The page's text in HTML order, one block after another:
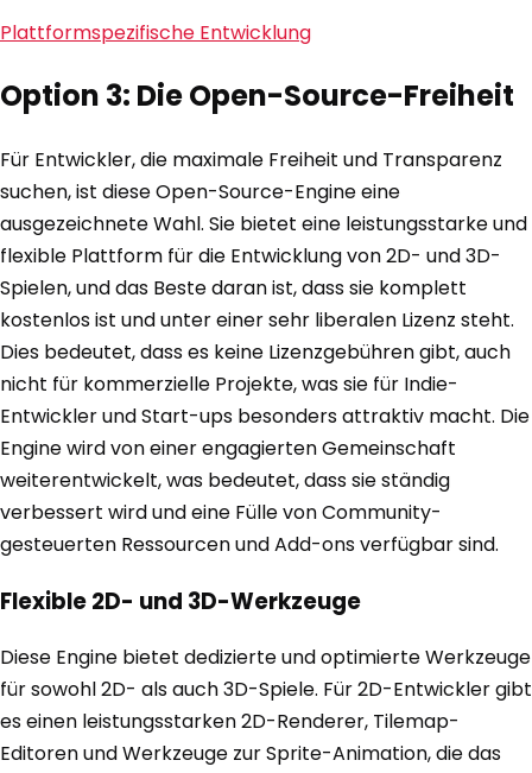
Plattformspezifische Entwicklung
Option 3: Die Open-Source-Freiheit
Für Entwickler, die maximale Freiheit und Transparenz
suchen, ist diese Open-Source-Engine eine
ausgezeichnete Wahl. Sie bietet eine leistungsstarke und
flexible Plattform für die Entwicklung von 2D- und 3D-
Spielen, und das Beste daran ist, dass sie komplett
kostenlos ist und unter einer sehr liberalen Lizenz steht.
Dies bedeutet, dass es keine Lizenzgebühren gibt, auch
nicht für kommerzielle Projekte, was sie für Indie-
Entwickler und Start-ups besonders attraktiv macht. Die
Engine wird von einer engagierten Gemeinschaft
weiterentwickelt, was bedeutet, dass sie ständig
verbessert wird und eine Fülle von Community-
gesteuerten Ressourcen und Add-ons verfügbar sind.
Flexible 2D- und 3D-Werkzeuge
Diese Engine bietet dedizierte und optimierte Werkzeuge
für sowohl 2D- als auch 3D-Spiele. Für 2D-Entwickler gibt
es einen leistungsstarken 2D-Renderer, Tilemap-
Editoren und Werkzeuge zur Sprite-Animation, die das